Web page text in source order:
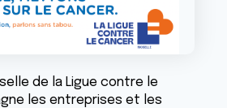
de la Ligue contre le
les entreprises et les